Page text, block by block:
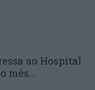
ao Hospital
mês...